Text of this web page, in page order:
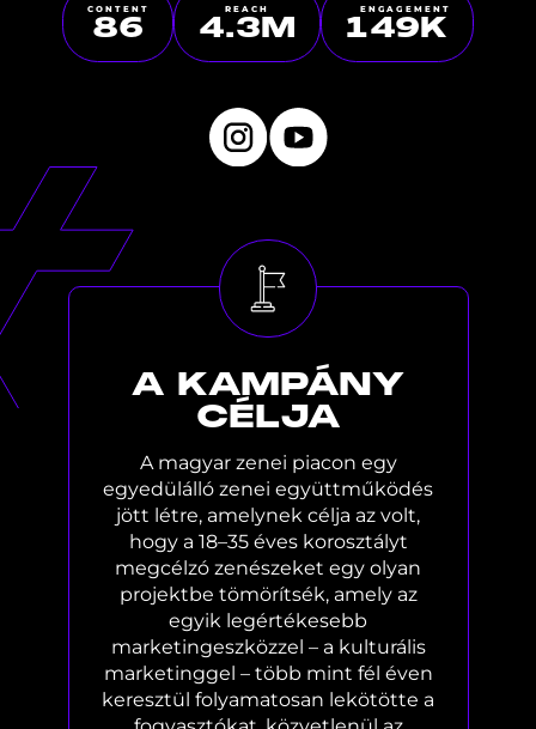
CONTENT
86
REACH
4.3M
ENGAGEMENT
150K
A KAMPÁNY
CÉLJA
A magyar zenei piacon egy
egyedülálló zenei együttműködés
jött létre, amelynek célja az volt,
hogy a 18–35 éves korosztályt
megcélzó zenészeket egy olyan
projektbe tömörítsék, amely az
egyik legértékesebb
marketingeszközzel – a kulturális
marketinggel – több mint fél éven
keresztül folyamatosan lekötötte a